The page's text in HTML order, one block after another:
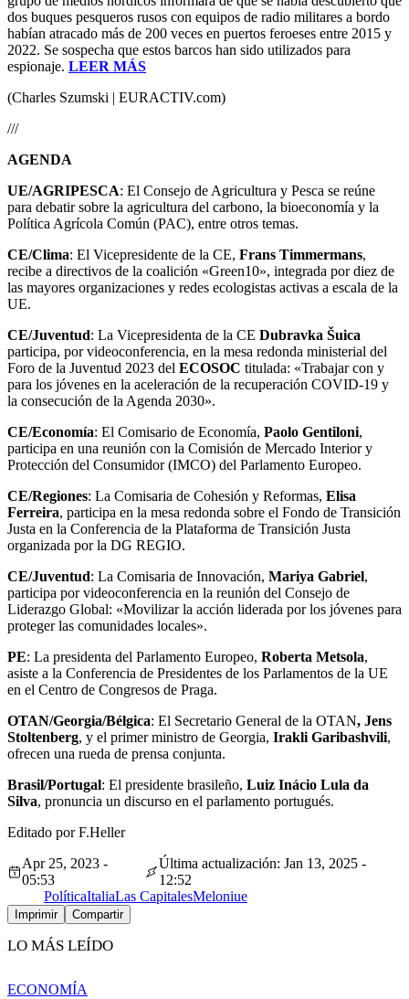
dos buques pesqueros rusos con equipos de radio militares a bordo
habían atracado más de 200 veces en puertos feroeses entre 2015 y
2022. Se sospecha que estos barcos han sido utilizados para
espionaje. LEER MÁS
(Charles Szumski | EURACTIV.com)
///
AGENDA
UE/AGRIPESCA: El Consejo de Agricultura y Pesca se reúne
para debatir sobre la agricultura del carbono, la bioeconomía y la
Política Agrícola Común (PAC), entre otros temas.
CE/Clima: El Vicepresidente de la CE, Frans Timmermans,
recibe a directivos de la coalición «Green10», integrada por diez de
las mayores organizaciones y redes ecologistas activas a escala de la
UE.
CE/Juventud: La Vicepresidenta de la CE Dubravka Šuica
participa, por videoconferencia, en la mesa redonda ministerial del
Foro de la Juventud 2023 del ECOSOC titulada: «Trabajar con y
para los jóvenes en la aceleración de la recuperación COVID-19 y
la consecución de la Agenda 2030».
CE/Economía: El Comisario de Economía, Paolo Gentiloni,
participa en una reunión con la Comisión de Mercado Interior y
Protección del Consumidor (IMCO) del Parlamento Europeo.
CE/Regiones: La Comisaria de Cohesión y Reformas, Elisa
Ferreira, participa en la mesa redonda sobre el Fondo de Transición
Justa en la Conferencia de la Plataforma de Transición Justa
organizada por la DG REGIO.
CE/Juventud: La Comisaria de Innovación, Mariya Gabriel,
participa por videoconferencia en la reunión del Consejo de
Liderazgo Global: «Movilizar la acción liderada por los jóvenes para
proteger las comunidades locales».
PE: La presidenta del Parlamento Europeo, Roberta Metsola,
asiste a la Conferencia de Presidentes de los Parlamentos de la UE
en el Centro de Congresos de Praga.
OTAN/Georgia/Bélgica: El Secretario General de la OTAN, Jens
Stoltenberg, y el primer ministro de Georgia, Irakli Garibashvili,
ofrecen una rueda de prensa conjunta.
Brasil/Portugal: El presidente brasileño, Luiz Inácio Lula da
Silva, pronuncia un discurso en el parlamento portugués.
Editado por F.Heller
Apr 25, 2023 -
05:53
Última actualización: Jan 13, 2025 -
12:52
PolíticaItaliaLas CapitalesMeloniue
Imprimir Compartir
LO MÁS LEÍDO
ECONOMÍA